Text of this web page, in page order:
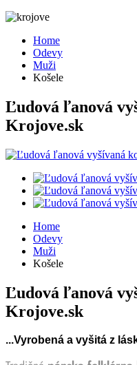
Home
Odevy
Muži
Košele
Ľudová ľanová
Krojove.sk
Home
Odevy
Muži
Košele
Ľudová ľanová
Krojove.sk
...Vyrobená a vyšitá z